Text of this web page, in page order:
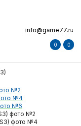
info@game77.ru
0 0